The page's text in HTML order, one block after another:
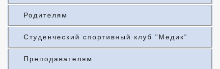
Родителям
Студенческий спортивный клуб "Медик"
Преподавателям